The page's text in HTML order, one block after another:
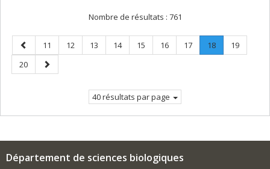
Nombre de résultats : 761
Page
précédente
Page
11 Page
12 Page
13 Page
14 Page
15 Page
16 Page
17 Page
18.
Page
Page
19
Page
20
Page
suivante
40 résultats par page
Département de sciences biologiques